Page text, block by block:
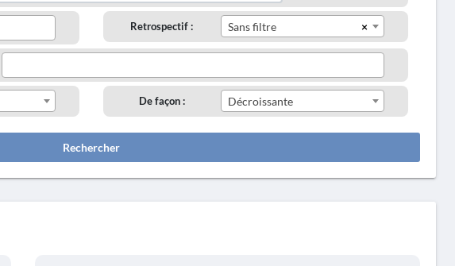
Retrospectif : ×
Sans filtre
De façon : Décroissante
Rechercher